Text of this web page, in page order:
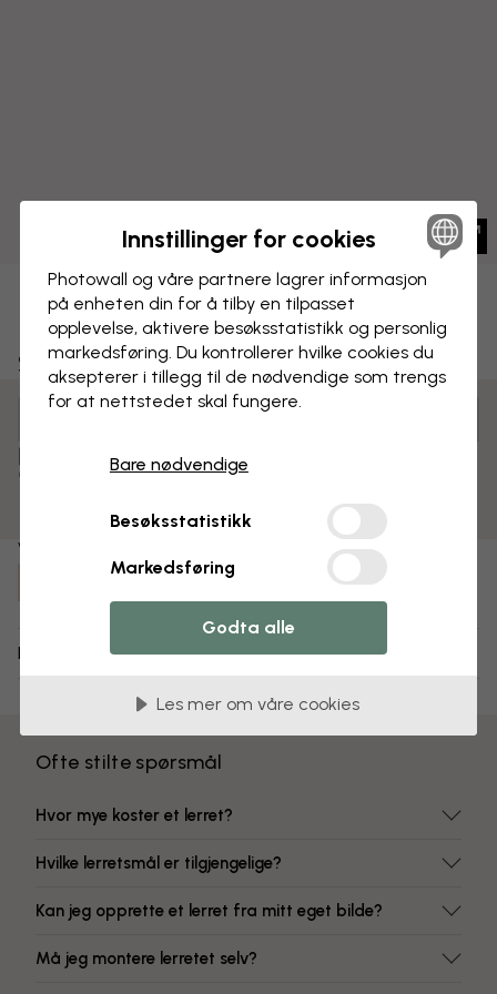
Svortuloft Cliffs - Iceland
LERRETSBILDE
Tilpass og bestill
Ferdig montert og klar til oppheng
Matt overflate
Varenummer:
Levering og retur
Ofte stilte spørsmål
Hvor mye koster et lerret?
Hvilke lerretsmål er tilgjengelige?
Kan jeg opprette et lerret fra mitt eget bilde?
Må jeg montere lerretet selv?
Innstillinger for cookies
Photowall og våre partnere lagrer informasjon
på enheten din for å tilby en tilpasset
opplevelse, aktivere besøks­statistikk og personlig
markedsføring. Du kontrollerer hvilke cookies du
aksepterer i tillegg til de nødvendige som trengs
for at nettstedet skal fungere.
Bare nødvendige
Besøksstatistikk
Markedsføring
Godta alle
Les mer om våre cookies